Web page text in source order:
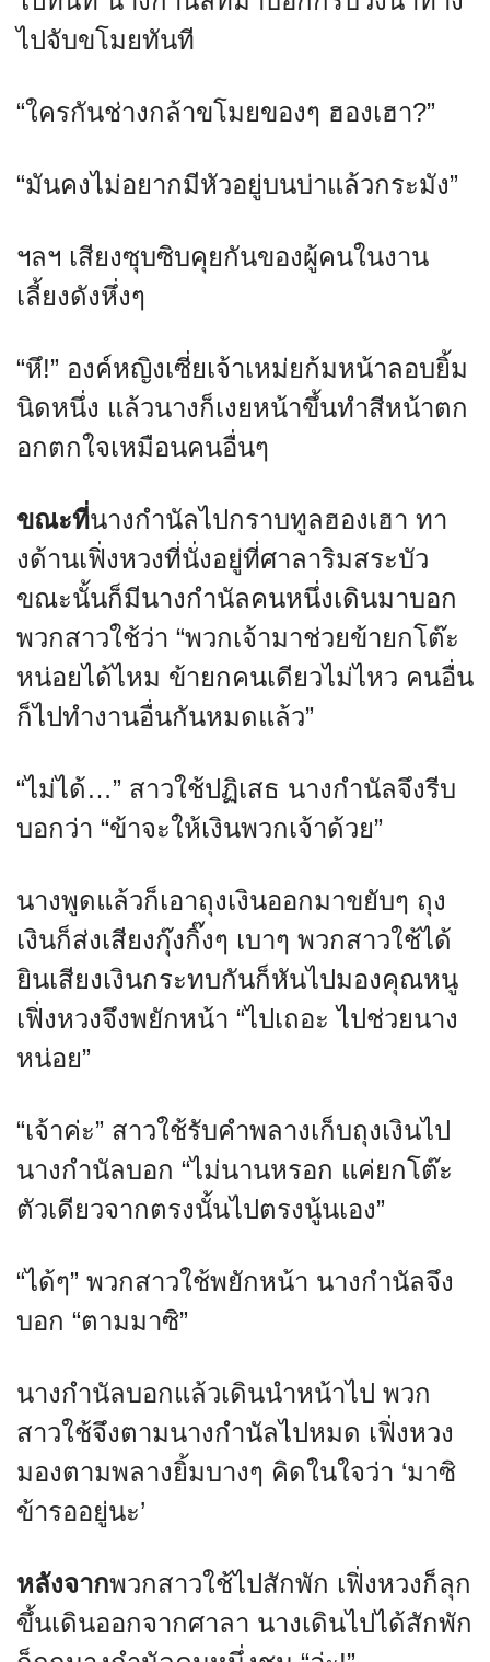
ไปจับขโมยทันที
“ใครกันช่างกล้าขโมยของๆ ฮองเฮา?”
“มันคงไม่อยากมีหัวอยู่บนบ่าแล้วกระมัง”
ฯลฯ เสียงซุบซิบคุยกันของผู้คนในงาน
เลี้ยงดังหึ่งๆ
“หึ!” องค์หญิงเซี่ยเจ้าเหม่ยก้มหน้าลอบยิ้ม
นิดหนึ่ง แล้วนางก็เงยหน้าขึ้นทำสีหน้าตก
อกตกใจเหมือนคนอื่นๆ
ขณะที่นางกำนัลไปกราบทูลฮองเฮา ทา
งด้านเฟิ่งหวงที่นั่งอยู่ที่ศาลาริมสระบัว
ขณะนั้นก็มีนางกำนัลคนหนึ่งเดินมาบอก
พวกสาวใช้ว่า “พวกเจ้ามาช่วยข้ายกโต๊ะ
หน่อยได้ไหม ข้ายกคนเดียวไม่ไหว คนอื่น
ก็ไปทำงานอื่นกันหมดแล้ว”
“ไม่ได้…” สาวใช้ปฏิเสธ นางกำนัลจึงรีบ
บอกว่า “ข้าจะให้เงินพวกเจ้าด้วย”
นางพูดแล้วก็เอาถุงเงินออกมาขยับๆ ถุง
เงินก็ส่งเสียงกุ๊งกิ๊งๆ เบาๆ พวกสาวใช้ได้
ยินเสียงเงินกระทบกันก็หันไปมองคุณหนู
เฟิ่งหวงจึงพยักหน้า “ไปเถอะ ไปช่วยนาง
หน่อย”
“เจ้าค่ะ” สาวใช้รับคำพลางเก็บถุงเงินไป
นางกำนัลบอก “ไม่นานหรอก แค่ยกโต๊ะ
ตัวเดียวจากตรงนั้นไปตรงนู้นเอง”
“ได้ๆ” พวกสาวใช้พยักหน้า นางกำนัลจึง
บอก “ตามมาซิ”
นางกำนัลบอกแล้วเดินนำหน้าไป พวก
สาวใช้จึงตามนางกำนัลไปหมด เฟิ่งหวง
มองตามพลางยิ้มบางๆ คิดในใจว่า ‘มาซิ
ข้ารออยู่นะ’
หลังจากพวกสาวใช้ไปสักพัก เฟิ่งหวงก็ลุก
ขึ้นเดินออกจากศาลา นางเดินไปได้สักพัก